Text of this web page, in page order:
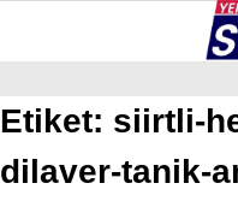
GALERİ VİDEO
Etiket: siirtli-
dilaver-tanik-